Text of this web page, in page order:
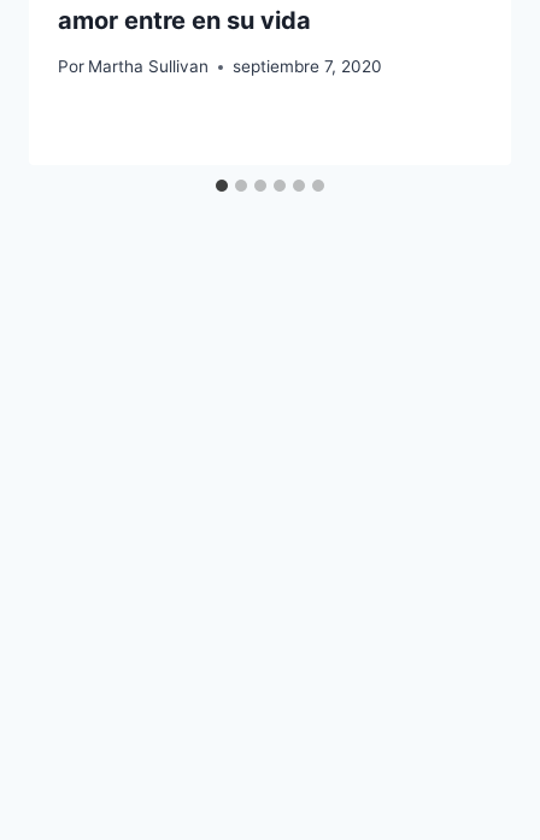
amor entre en su vida
Por Martha Sullivan septiembre 7, 2020